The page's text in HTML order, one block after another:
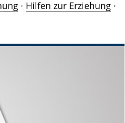
· Hilfen zur Erziehung ·